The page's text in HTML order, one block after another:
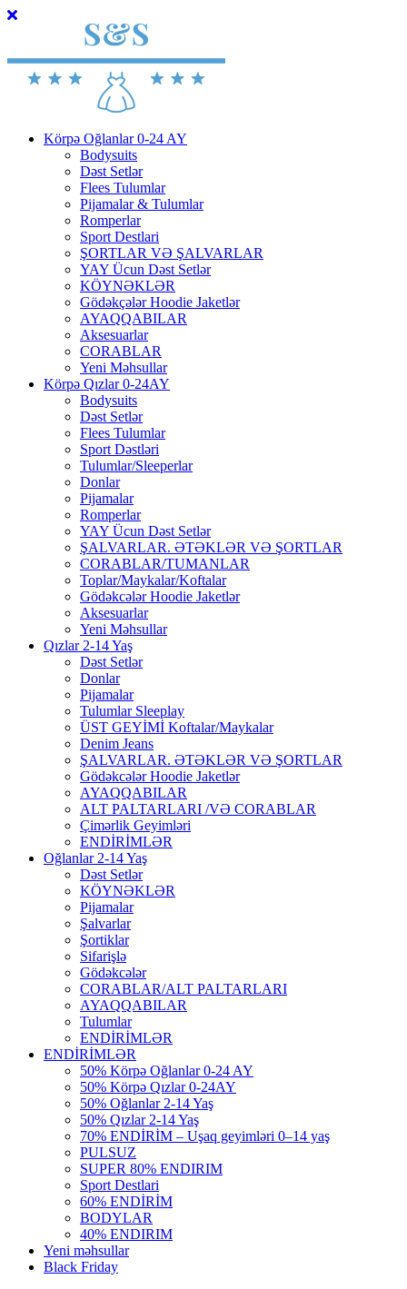
Körpə Oğlanlar 0-24 AY
Bodysuits
Dəst Setlər
Flees Tulumlar
Pijamalar & Tulumlar
Romperlar
Sport Destlari
ŞORTLAR VƏ ŞALVARLAR
YAY Ücun Dəst Setlər
KÖYNƏKLƏR
Gödəkçələr Hoodie Jaketlər
AYAQQABILAR
Aksesuarlar
CORABLAR
Yeni Məhsullar
Körpə Qızlar 0-24AY
Bodysuits
Dəst Setlər
Flees Tulumlar
Sport Dəstləri
Tulumlar/Sleeperlar
Donlar
Pijamalar
Romperlar
YAY Ücun Dəst Setlər
ŞALVARLAR. ƏTƏKLƏR VƏ ŞORTLAR
CORABLAR/TUMANLAR
Toplar/Maykalar/Koftalar
Gödəkcələr Hoodie Jaketlər
Aksesuarlar
Yeni Məhsullar
Qızlar 2-14 Yaş
Dəst Setlər
Donlar
Pijamalar
Tulumlar Sleeplay
ÜST GEYİMİ Koftalar/Maykalar
Denim Jeans
ŞALVARLAR. ƏTƏKLƏR VƏ ŞORTLAR
Gödəkcələr Hoodie Jaketlər
AYAQQABILAR
ALT PALTARLARI /VƏ CORABLAR
Çimərlik Geyimləri
ENDİRİMLƏR
Oğlanlar 2-14 Yaş
Dəst Setlər
KÖYNƏKLƏR
Pijamalar
Şalvarlar
Şortiklar
Sifarişlə
Gödəkcələr
CORABLAR/ALT PALTARLARI
AYAQQABILAR
Tulumlar
ENDİRİMLƏR
ENDİRİMLƏR
50% Körpə Oğlanlar 0-24 AY
50% Körpə Qızlar 0-24AY
50% Oğlanlar 2-14 Yaş
50% Qızlar 2-14 Yaş
70% ENDİRİM – Uşaq geyimləri 0–14 yaş
PULSUZ
SUPER 80% ENDIRIM
Sport Destlari
60% ENDİRİM
BODYLAR
40% ENDIRIM
Yeni məhsullar
Black Friday